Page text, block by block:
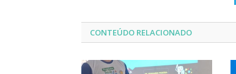
CONTEÚDO RELACIONADO